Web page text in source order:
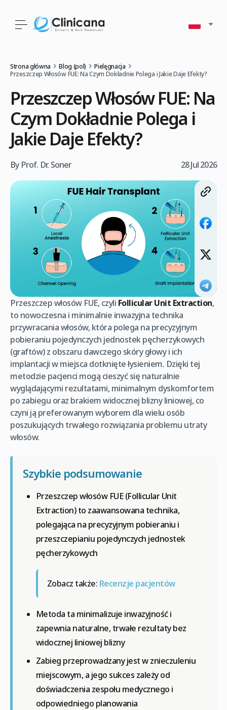
Strona główna Blog (pol)
Pielęgnacja
Przeszczep Włosów FUE: Na Czym Dokładnie Polega i Jakie Daje Efekty?
Przeszczep Włosów FUE: Na
Czym Dokładnie Polega i
Jakie Daje Efekty?
By Prof. Dr. Soner 28 Jul 2026
Przeszczep włosów FUE, czyli Follicular Unit Extraction,
to nowoczesna i minimalnie inwazyjna technika
przywracania włosów, która polega na precyzyjnym
pobieraniu pojedynczych jednostek pęcherzykowych
(graftów) z obszaru dawczego skóry głowy i ich
implantacji w miejsca dotknięte łysieniem. Dzięki tej
metodzie pacjenci mogą cieszyć się naturalnie
wyglądającymi rezultatami, minimalnym dyskomfortem
po zabiegu oraz brakiem widocznej blizny liniowej, co
czyni ją preferowanym wyborem dla wielu osób
poszukujących trwałego rozwiązania problemu utraty
włosów.
Szybkie podsumowanie
Przeszczep włosów FUE (Follicular Unit
Extraction) to zaawansowana technika,
polegająca na precyzyjnym pobieraniu i
przeszczepianiu pojedynczych jednostek
pęcherzykowych
Zobacz także: Recenzje pacjentów
Metoda ta minimalizuje inwazyjność i
zapewnia naturalne, trwałe rezultaty bez
widocznej liniowej blizny
Zabieg przeprowadzany jest w znieczuleniu
miejscowym, a jego sukces zależy od
doświadczenia zespołu medycznego i
odpowiedniego planowania